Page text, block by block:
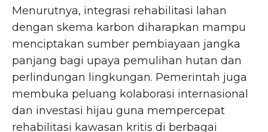
Menurutnya, integrasi rehabilitasi lahan
dengan skema karbon diharapkan mampu
menciptakan sumber pembiayaan jangka
panjang bagi upaya pemulihan hutan dan
perlindungan lingkungan. Pemerintah juga
membuka peluang kolaborasi internasional
dan investasi hijau guna mempercepat
rehabilitasi kawasan kritis di berbagai